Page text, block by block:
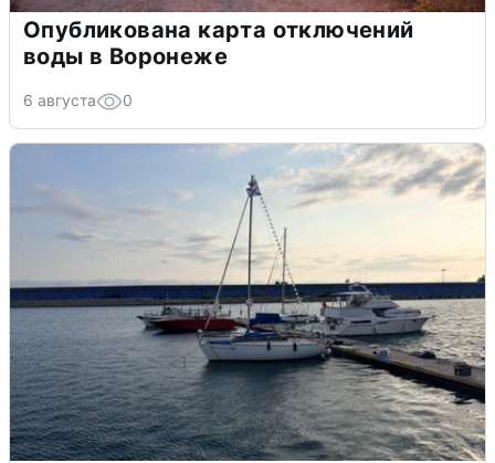
Опубликована карта отключений
воды в Воронеже
6 августа 0